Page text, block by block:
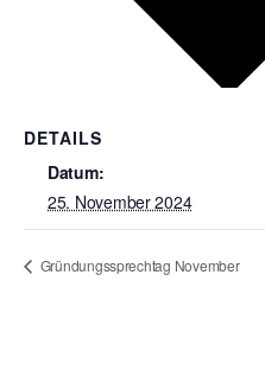
DETAILS
Datum:
25. November 2024
Gründungssprechtag November